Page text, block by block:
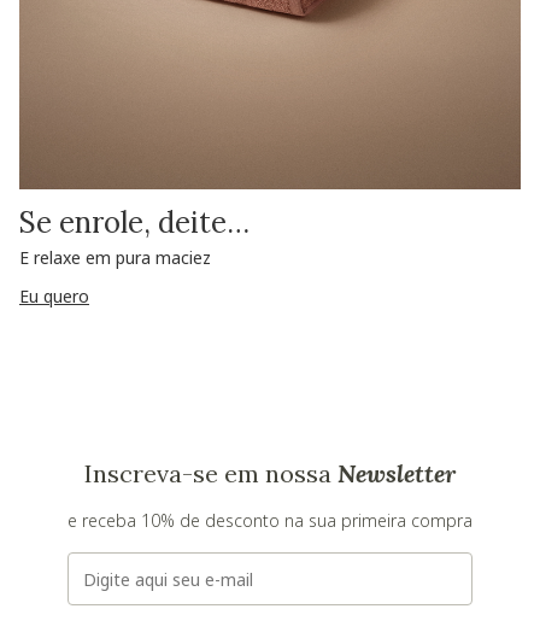
Se enrole, deite…
E relaxe em pura maciez
Eu quero
Inscreva-se em nossa Newsletter
e receba 10% de desconto na sua primeira compra
E-mail